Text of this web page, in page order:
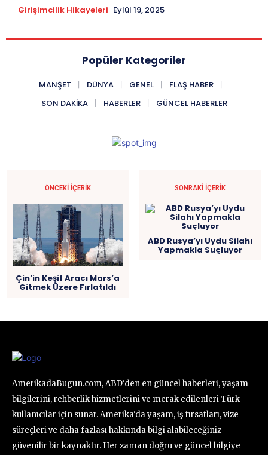
Girişimcilik Hikayeleri Eylül 19, 2025
Popüler Kategoriler
MANŞET DÜNYA GENEL
FLAŞ HABER
SON DAKIKA
HABERLER GÜNCEL HABERLER
ÖNCEKI İÇERIK
Çin’in Keşif Aracı Mars’a
Gitmek Üzere Fırlatıldı
SONRAKI İÇERIK
ABD Rusya’yı Uydu Silahı
Yapmakla Suçluyor
AmerikadaBugun.com, ABD'den en güncel haberleri, yaşam
bilgilerini, rehberlik hizmetlerini ve merak edilenleri Türk
kullanıcılar için sunar. Amerika'da yaşam, iş fırsatları, vize
süreçleri ve daha fazlası hakkında bilgi alabileceğiniz
güvenilir bir kaynaktır. Her zaman doğru ve güncel bilgiye